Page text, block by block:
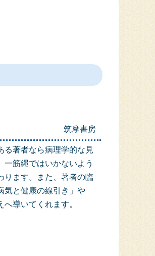
筑摩書房
る著者なら病理学的な見
筋縄ではいかないよう
ります。また、著者の臨
気と健康の線引き」や
導いてくれます。